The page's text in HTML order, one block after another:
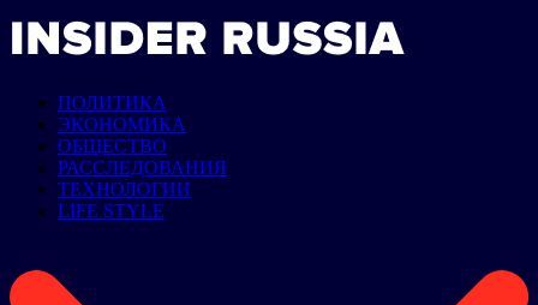
ПОЛИТИКА
ЭКОНОМИКА
ОБЩЕСТВО
РАССЛЕДОВАНИЯ
ТЕХНОЛОГИИ
LIFE STYLE